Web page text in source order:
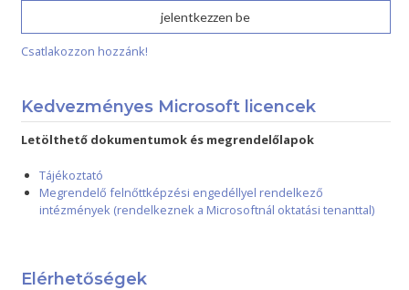
Csatlakozzon hozzánk!
Kedvezményes Microsoft licencek
Letölthető dokumentumok és megrendelőlapok
Tájékoztató
Megrendelő felnőttképzési engedéllyel rendelkező
intézmények (rendelkeznek a Microsoftnál oktatási tenanttal)
Elérhetőségek